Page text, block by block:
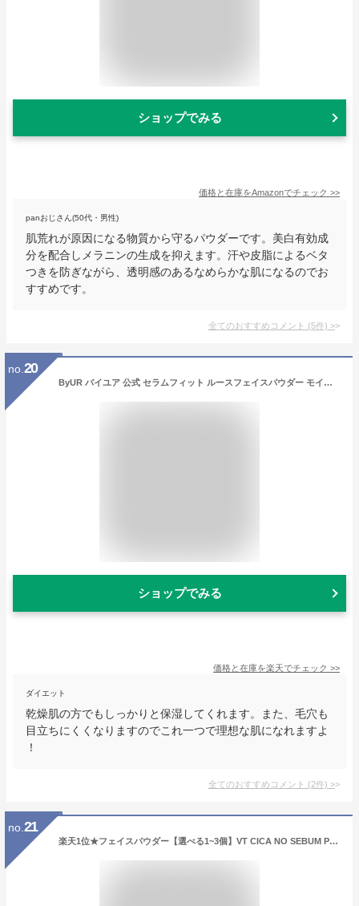
ショップでみる
価格と在庫をAmazonでチェック >>
panおじさん(50代・男性)
肌荒れが原因になる物質から守るパウダーです。美白有効成
分を配合しメラニンの生成を抑えます。汗や皮脂によるベタ
つきを防ぎながら、透明感のあるなめらかな肌になるのでお
すすめです。
全てのおすすめコメント (5件) >
no. 20
ByUR バイユア 公式 セラムフィット ルースフェイスパウダー モイストフェイスパウダー メイクアップ フェイスパウダー セミマット ツヤ 毛穴カバー 毛穴ケア フィニッシュ 韓国コスメ 美容液成分 多機能 粉 毛穴管理 タルクフリー
ショップでみる
価格と在庫を楽天でチェック >>
ダイエット
乾燥肌の方でもしっかりと保湿してくれます。また、毛穴も
目立ちにくくなりますのでこれ一つで理想な肌になれますよ
！
全てのおすすめコメント (2件) >
no. 21
楽天1位★フェイスパウダー【選べる1~3個】VT CICA NO SEBUM POWDER [★5種] MILD / UV / MOISTURE / SHIMMER / RETI-A【正規品】ノーセバム ルースパウダー 仕上げパウダー シカ パウダー 無色 オイリー肌 皮脂 敏感肌 テカリ防止 化粧直し ベースメイク UVカット